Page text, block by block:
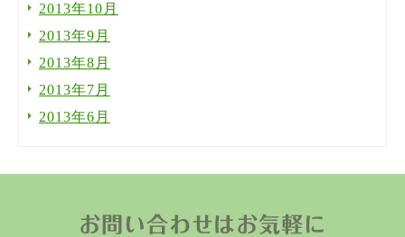
2013年10月
2013年9月
2013年8月
2013年7月
2013年6月
お問い合わせはお気軽に